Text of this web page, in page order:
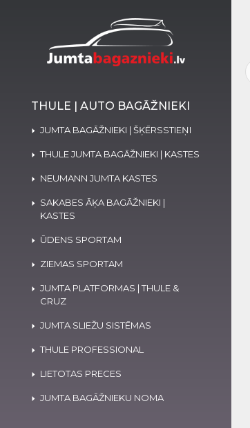
THULE | AUTO BAGĀŽNIEKI
JUMTA BAGĀŽNIEKI | ŠĶĒRSSTIEŅI
THULE JUMTA BAGĀŽNIEKI | KASTES
NEUMANN JUMTA KASTES
SAKABES ĀĶA BAGĀŽNIEKI |
KASTES
ŪDENS SPORTAM
ZIEMAS SPORTAM
JUMTA PLATFORMAS | THULE &
CRUZ
JUMTA SLIEŽU SISTĒMAS
THULE PROFESSIONAL
LIETOTAS PRECES
JUMTA BAGĀŽNIEKU NOMA